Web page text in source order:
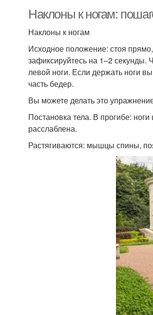
Наклоны к ногам:
Наклоны к ногам
Исходное положение: стоя
зафиксируйтесь на 1–2 секунды.
левой ноги. Если держать ноги
часть бедер.
Вы можете делать это
Постановка тела. В прогибе:
расслаблена.
Растягиваются: мышцы спины,